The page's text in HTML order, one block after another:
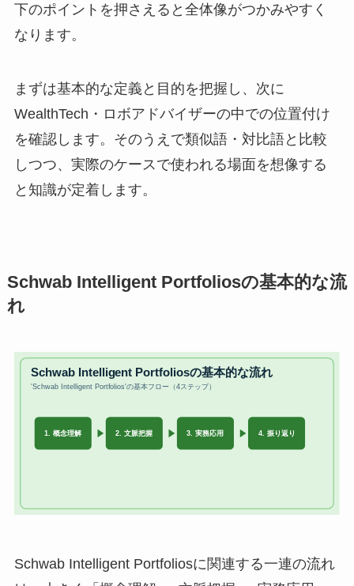
下のポイントを押さえると全体像がつかみやすく
なります。
まずは基本的な定義と目的を把握し、次に
WealthTech・ロボアドバイザーの中での位置付け
を確認します。そのうえで類似語・対比語と比較
しつつ、実際のケースで使われる場面を想像する
と知識が定着します。
Schwab Intelligent Portfoliosの基本的な流
れ
Schwab Intelligent Portfoliosに関連する一連の流れ